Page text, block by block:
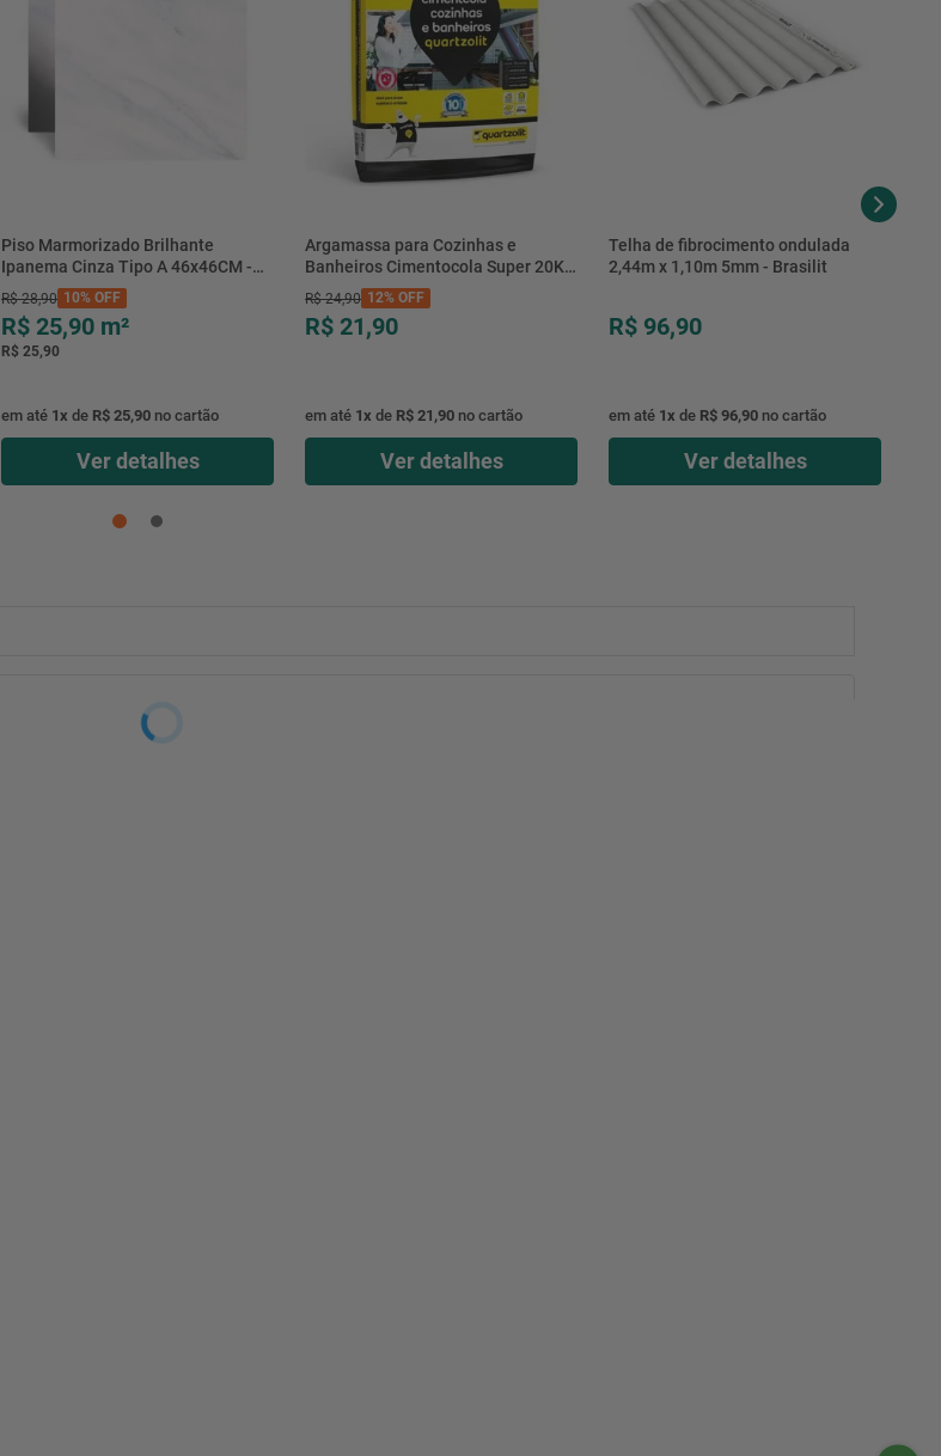
Piso Marmorizado Brilhante
Ipanema Cinza Tipo A 46x46CM -
01.012771 - Cerbras
R$ 28,90 10% OFF
R$ 25,90 m²
R$ 25,90
em até 1x de R$ 25,90 no cartão
Ver detalhes
Argamassa para Cozinhas e
Banheiros Cimentocola Super 20KG
- 0118.00001.0020PL - Quartzolit
R$ 24,90 12% OFF
R$ 21,90
em até 1x de R$ 21,90 no cartão
Ver detalhes
Telha de fibrocimento ondulada
2,44m x 1,10m 5mm - Brasilit
R$ 96,90
em até 1x de R$ 96,90 no cartão
Ver detalhes